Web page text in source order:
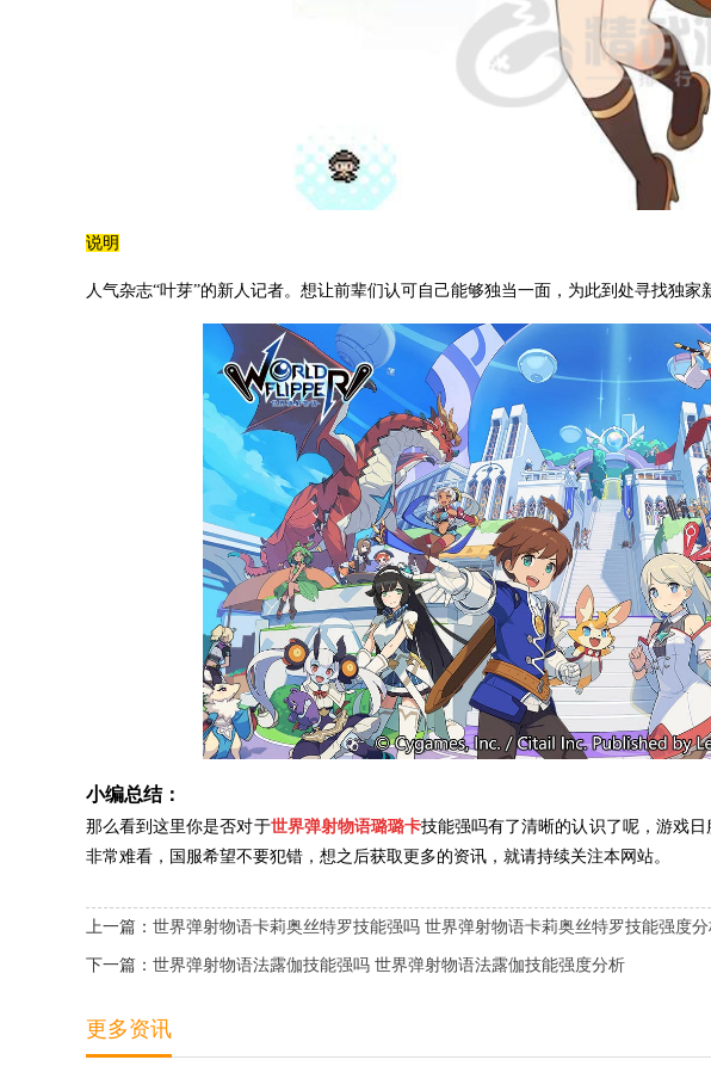
说明
人气杂志“叶芽”的新人记者。想让前辈们认可自己能够独当一面，为此到处寻找独家
小编总结：
那么看到这里你是否对于世界弹射物语璐璐卡技能强吗有了清晰的认识了呢，游戏
非常难看，国服希望不要犯错，想之后获取更多的资讯，就请持续关注本网站。
上一篇： 世界弹射物语卡莉奥丝特罗技能强吗 世界弹射物语卡莉奥丝特罗技能强度
下一篇： 世界弹射物语法露伽技能强吗 世界弹射物语法露伽技能强度分析
更多资讯